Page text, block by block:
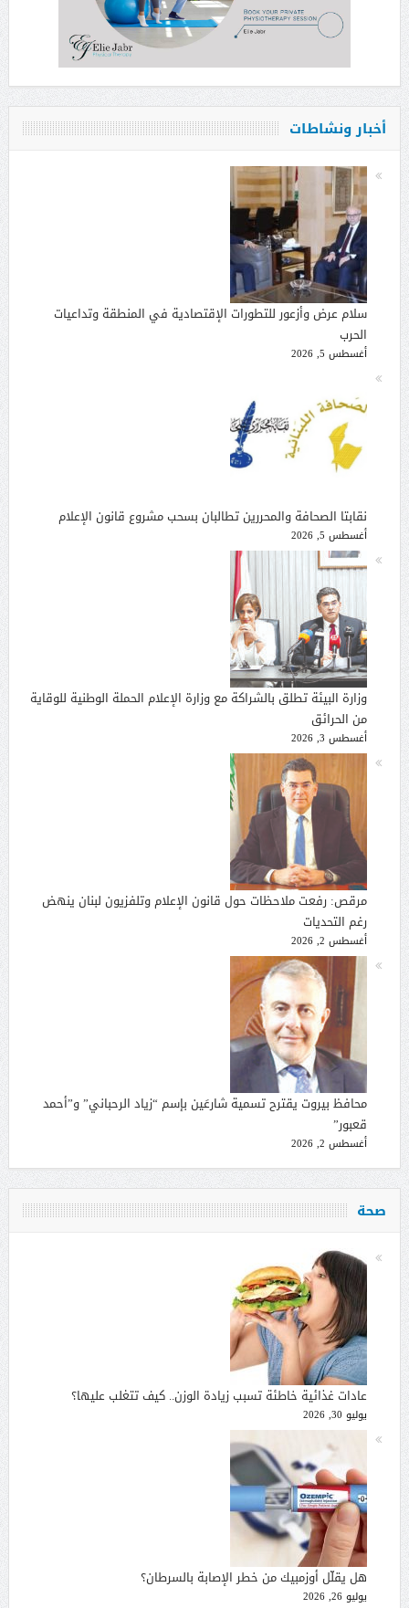
أخبار ونشاطات
سلام عرض وأزعور للتطورات الإقتصادية في المنطقة وتداعيات
الحرب
أغسطس 5, 2026
نقابتا الصحافة والمحررين تطالبان بسحب مشروع قانون الإعلام
أغسطس 5, 2026
وزارة البيئة تطلق بالشراكة مع وزارة الإعلام الحملة الوطنية للوقاية
من الحرائق
أغسطس 3, 2026
مرقص: رفعت ملاحظات حول قانون الإعلام وتلفزيون لبنان ينهض
رغم التحديات
أغسطس 2, 2026
محافظ بيروت يقترح تسمية شارعَين بإسم “زياد الرحباني” و”أحمد
قعبور”
أغسطس 2, 2026
صحة
عادات غذائية خاطئة تسبب زيادة الوزن.. كيف تتغلب عليها؟
يوليو 30, 2026
هل يقلّل أوزمبيك من خطر الإصابة بالسرطان؟
يوليو 26, 2026